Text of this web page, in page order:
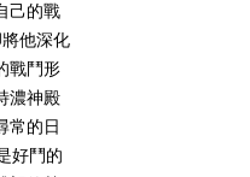
己的戰
他深化
戰鬥形
濃神殿
常的日
好鬥的